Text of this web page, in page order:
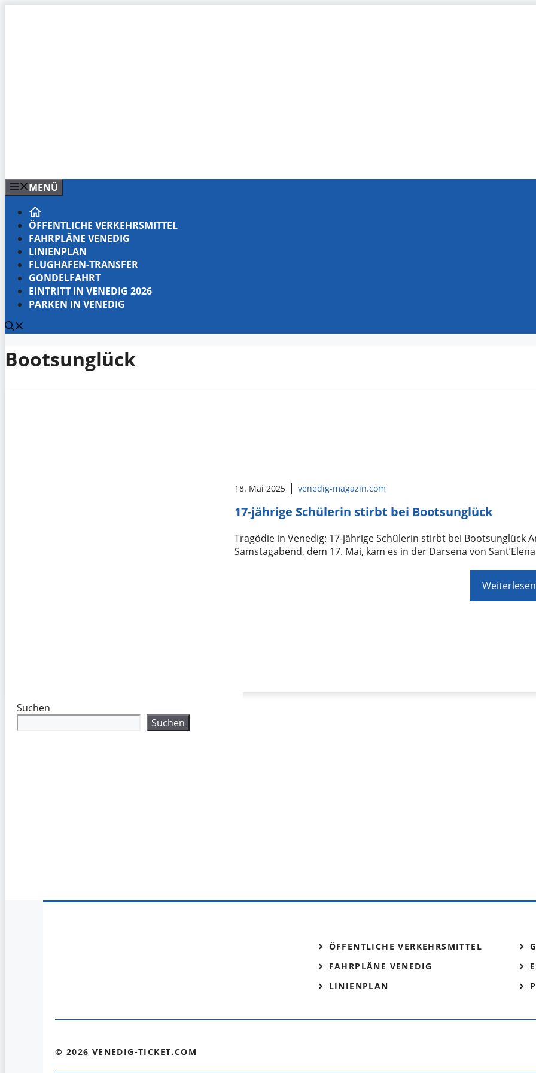
MENÜ
ÖFFENTLICHE VERKEHRSMITTEL
FAHRPLÄNE VENEDIG
LINIENPLAN
FLUGHAFEN-TRANSFER
GONDELFAHRT
EINTRITT IN VENEDIG 2026
PARKEN IN VENEDIG
Bootsunglück
18. Mai 2025 venedig-magazin.com
17-jährige Schülerin stirbt bei Bootsunglück
Tragödie in Venedig: 17-jährige Schülerin stirbt bei Bootsunglück
Samstagabend, dem 17. Mai, kam es in der Darsena von
Weiterlesen
Suchen
Suchen
ÖFFENTLICHE VERKEHRSMITTEL
FAHRPLÄNE VENEDIG
LINIENPLAN
© 2026 VENEDIG-TICKET.COM